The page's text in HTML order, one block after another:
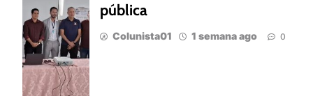
pública
Colunista01 1 semana ago 0